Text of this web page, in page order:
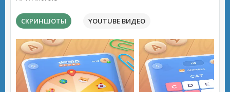
СКРИНШОТЫ YOUTUBE ВИДЕО